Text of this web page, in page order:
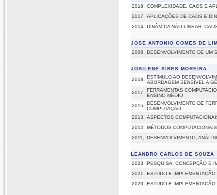
2018,
COMPLEXIDADE, CAOS E
2017,
APLICAÇÕES DE CAOS E
2014,
DINÂMICA NÃO-LINEAR,
JOSE ANTONIO GOMES DE
2006,
DESENVOLVIMENTO DE UM
JOSILENE AIRES MOREIRA
2018,
ESTÍMULO AO
ABORDAGEM SENSÍVEL A
2017,
FERRAMENTAS
ENSINO MÉDIO
2015,
DESENVOLVIMENTO DE
COMPUTAÇÃO
2013,
ASPECTOS
2012,
MÉTODOS
2011,
DESENVOLVIMENTO,
LEANDRO CARLOS DE SOUZA
2023,
PESQUISA, CONCEPÇÃO E
2021,
ESTUDO E
2020,
ESTUDO E